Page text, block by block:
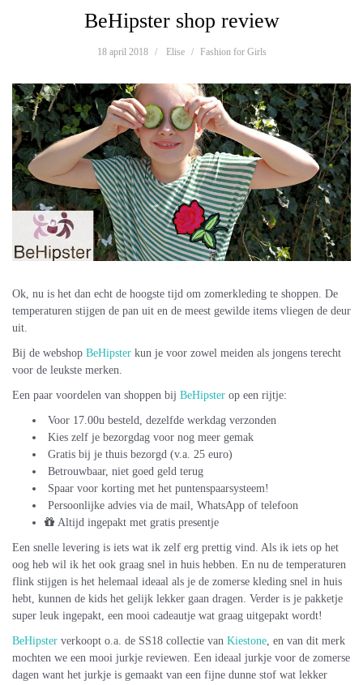
BeHipster shop review
18 april 2018 Elise Fashion for Girls
Ok, nu is het dan echt de hoogste tijd om zomerkleding te shoppen. De
temperaturen stijgen de pan uit en de meest gewilde items vliegen de deur
uit.
Bij de webshop BeHipster kun je voor zowel meiden als jongens terecht
voor de leukste merken.
Een paar voordelen van shoppen bij BeHipster op een rijtje:
Voor 17.00u besteld, dezelfde werkdag verzonden
Kies zelf je bezorgdag voor nog meer gemak
Gratis bij je thuis bezorgd (v.a. 25 euro)
Betrouwbaar, niet goed geld terug
Spaar voor korting met het puntenspaarsysteem!
Persoonlijke advies via de mail, WhatsApp of telefoon
Altijd ingepakt met gratis presentje
Een snelle levering is iets wat ik zelf erg prettig vind. Als ik iets op het
oog heb wil ik het ook graag snel in huis hebben. En nu de temperaturen
flink stijgen is het helemaal ideaal als je de zomerse kleding snel in huis
hebt, kunnen de kids het gelijk lekker gaan dragen. Verder is je pakketje
super leuk ingepakt, een mooi cadeautje wat graag uitgepakt wordt!
BeHipster verkoopt o.a. de SS18 collectie van Kiestone, en van dit merk
mochten we een mooi jurkje reviewen. Een ideaal jurkje voor de zomerse
dagen want het jurkje is gemaakt van een fijne dunne stof wat lekker